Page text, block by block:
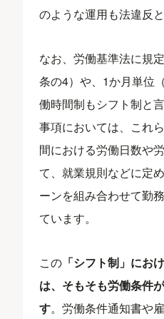
のような運用も法違反
なお、労働基準法に規
条の4）や、1か月単位
働時間制もシフト制と
事項においては、これ
間における労働日数や
て、就業規則などに定
ーンを組み合わせて勤
ています。
この 「シフト制」にお
は、そもそも労働条件
す。労働条件通知書や